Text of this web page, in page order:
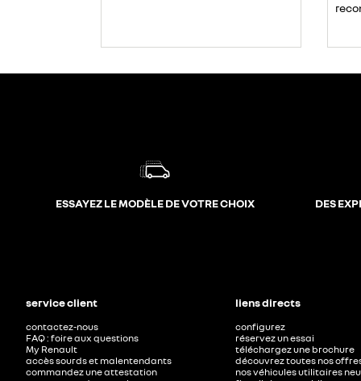
ESSAYEZ LE MODÈLE DE VOTRE CHOIX DES
service client
contactez-nous
FAQ : foire aux questions
My Renault
accès sourds et malentendants
commandez une attestation
liens directs
configurez
réservez un essai
téléchargez une brochure
découvrez toutes nos
nos véhicules utilitaires